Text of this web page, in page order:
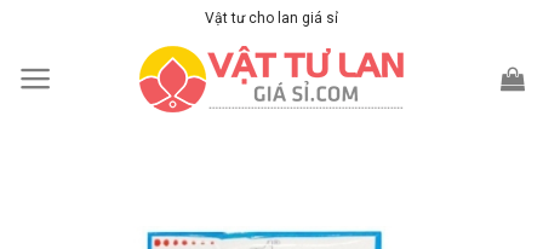
content
Vật tư cho lan giá sỉ